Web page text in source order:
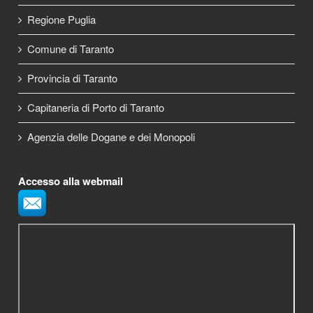
Regione Puglia
Comune di Taranto
Provincia di Taranto
Capitaneria di Porto di Taranto
Agenzia delle Dogane e dei Monopoli
Accesso alla webmail